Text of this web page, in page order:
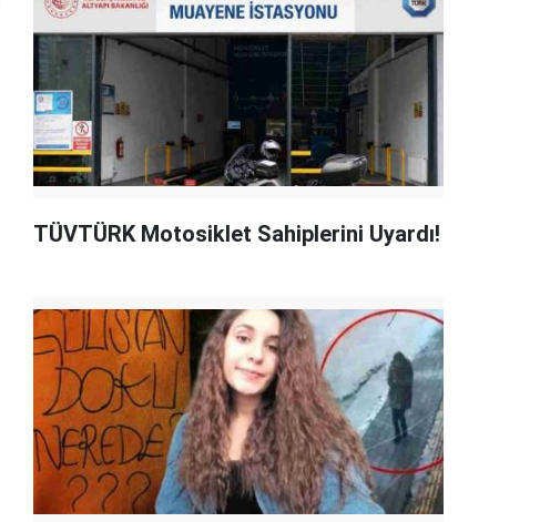
TÜVTÜRK Motosiklet Sahiplerini Uyardı!